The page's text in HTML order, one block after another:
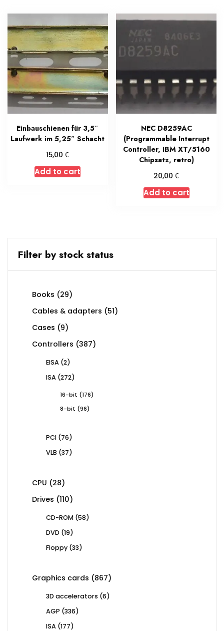
Einbauschienen für 3,5″
Laufwerk im 5,25″ Schacht
15,00€
Add to cart
NEC D8259AC
(Programmable Interrupt
Controller, IBM XT/5160
Chipsatz, retro)
20,00€
Add to cart
Filter by stock status
Books 2929
Cables & adapters 5151
Cases 99
Controllers 387387
EISA 22
ISA 272272
16-bit 176176
8-bit
9696
PCI 7676
VLB 3737
CPU 2828
Drives 110110
CD-ROM 5858
DVD 1919
Floppy 3333
Graphics cards 867867
3D accelerators 66
AGP 336336
ISA 177177